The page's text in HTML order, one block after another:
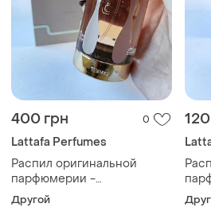
400 грн 0
Lattafa Perfumes
Распил оригинальной
парфюмерии -
парфюмерная вода
унисекс lattafa teriaq 10мл
Другой